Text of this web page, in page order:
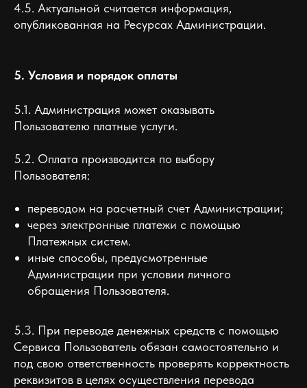
4.5. Актуальной считается информация,
опубликованная на Ресурсах Администрации.
5. Условия и порядок оплаты
5.1. Администрация может оказывать
Пользователю платные услуги.
5.2. Оплата производится по выбору
Пользователя:
переводом на расчетный счет Администрации;
через электронные платежи с помощью
Платежных систем.
иные способы, предусмотренные
Администрации при условии личного
обращения Пользователя.
5.3. При переводе денежных средств с помощью
Сервиса Пользователь обязан самостоятельно и
под свою ответственность проверять корректность
реквизитов в целях осуществления перевода